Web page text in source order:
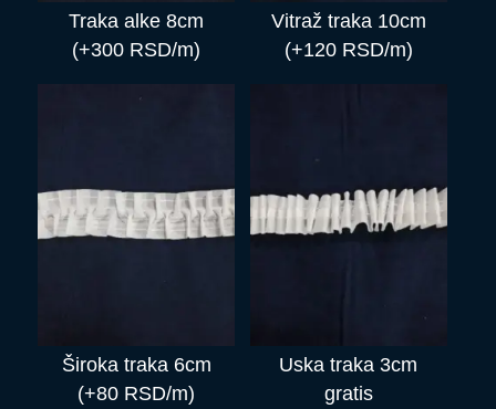
Traka alke 8cm
(+300 RSD/m)
Vitraž traka 10cm
(+120 RSD/m)
Široka traka 6cm
(+80 RSD/m)
Uska traka 3cm
gratis